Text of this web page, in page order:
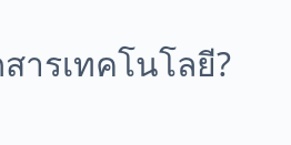
ารเทคโนโลยี?